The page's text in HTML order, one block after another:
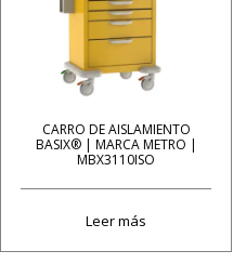
CARRO DE AISLAMIENTO
BASIX® | MARCA METRO |
MBX3110ISO
Leer más